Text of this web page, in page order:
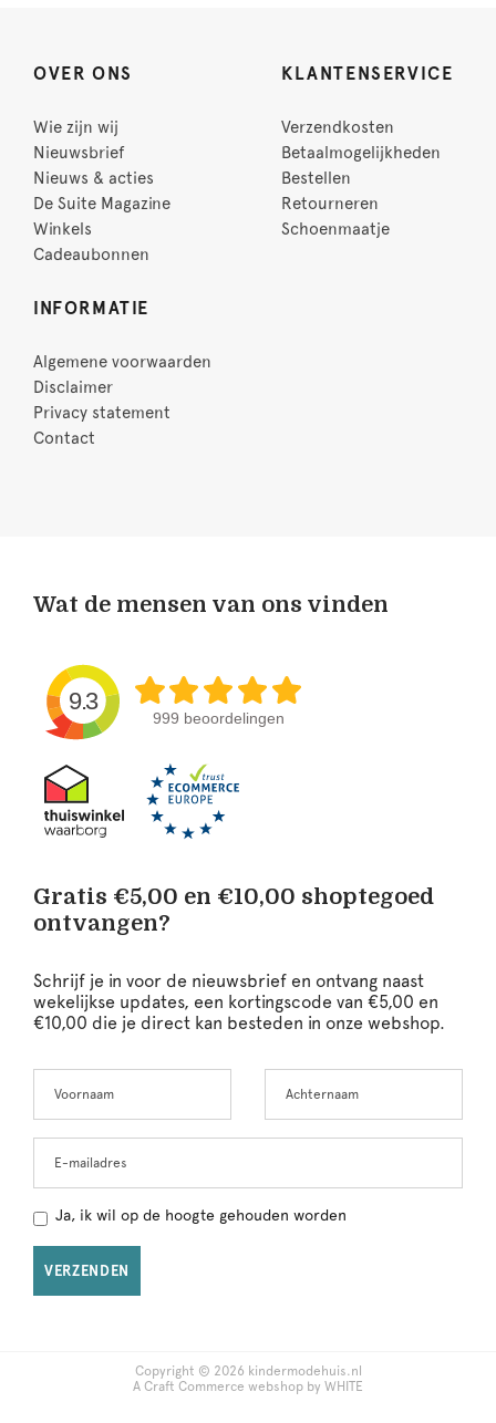
OVER ONS
Wie zijn wij
Nieuwsbrief
Nieuws & acties
De Suite Magazine
Winkels
Cadeaubonnen
KLANTENSERVICE
Verzendkosten
Betaalmogelijkheden
Bestellen
Retourneren
Schoenmaatje
INFORMATIE
Algemene voorwaarden
Disclaimer
Privacy statement
Contact
Wat de mensen van ons vinden
9.3
999 beoordelingen
Gratis €5,00 en €10,00 shoptegoed
ontvangen?
Schrijf je in voor de nieuwsbrief en ontvang naast
wekelijkse updates, een kortingscode van €5,00 en
€10,00 die je direct kan besteden in onze webshop.
this
Ja, ik wil op de hoogte gehouden worden
VERZENDEN
Copyright © 2026 kindermodehuis.nl
A Craft Commerce webshop by WHITE